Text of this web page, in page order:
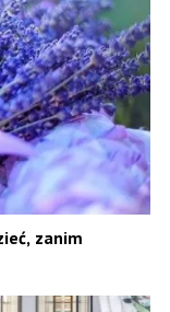
zanim